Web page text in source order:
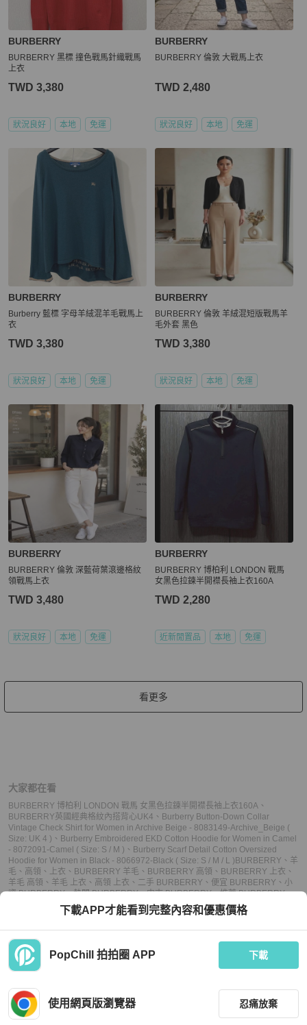
BURBERRY
BURBERRY 黑標 撞色戰馬針織戰馬
上衣
TWD 3,380
狀況良好 本地 免運
BURBERRY
BURBERRY 倫敦 大戰馬上衣
TWD 2,480
狀況良好 本地 免運
BURBERRY
Burberry 藍標 字母羊絨混羊毛戰馬上
衣
TWD 3,380
狀況良好 本地 免運
BURBERRY
BURBERRY 倫敦 羊絨混短版戰馬羊
毛外套 黑色
TWD 3,380
狀況良好 本地 免運
BURBERRY
BURBERRY 倫敦 深藍荷葉滾邊格紋
領戰馬上衣
TWD 3,480
狀況良好 本地 免運
BURBERRY
BURBERRY 博柏利 LONDON 戰馬
女黑色拉鍊半開襟長袖上衣160A
TWD 2,280
近新閒置品 本地 免運
看更多
大家都在看
BURBERRY 博柏利 LONDON 戰馬 女黑色拉鍊半開襟長袖上衣160A 、
BURBERRY英國經典格紋內搭背心UK4 、 Burberry Button-Down Collar
Vintage Check Shirt for Women in Archive Beige - 8083149-Archive_Beige (
Size: UK 4 ) 、 Burberry Embroidered EKD Cotton Hoodie for Women in Camel
- 8072091-Camel ( Size: S / M ) 、 Burberry Scarf Detail Cotton Oversized
Hoodie for Women in Black - 8066972-Black ( Size: S / M / L )BURBERRY 、 羊
毛 、 高領 、 上衣 、 BURBERRY 羊毛 、 BURBERRY 高領 、 BURBERRY 上衣 、
羊毛 高領 、 羊毛 上衣 、 高領 上衣 、 二手 BURBERRY 、 便宜 BURBERRY 、 小
資 BURBERRY、熱門 BURBERRY、中古 BURBERRY、推薦 BURBERRY、
便宜 高領、小資 高領、熱門 高領 、 中古 高領、推薦 高領
、 小資 上衣 、熱門 上衣、中古 上衣、推薦 上衣
下載APP才能看到完整內容和優惠價格
PopChill 拍拍圈 APP 下載
使用網頁版瀏覽器 忍痛放棄